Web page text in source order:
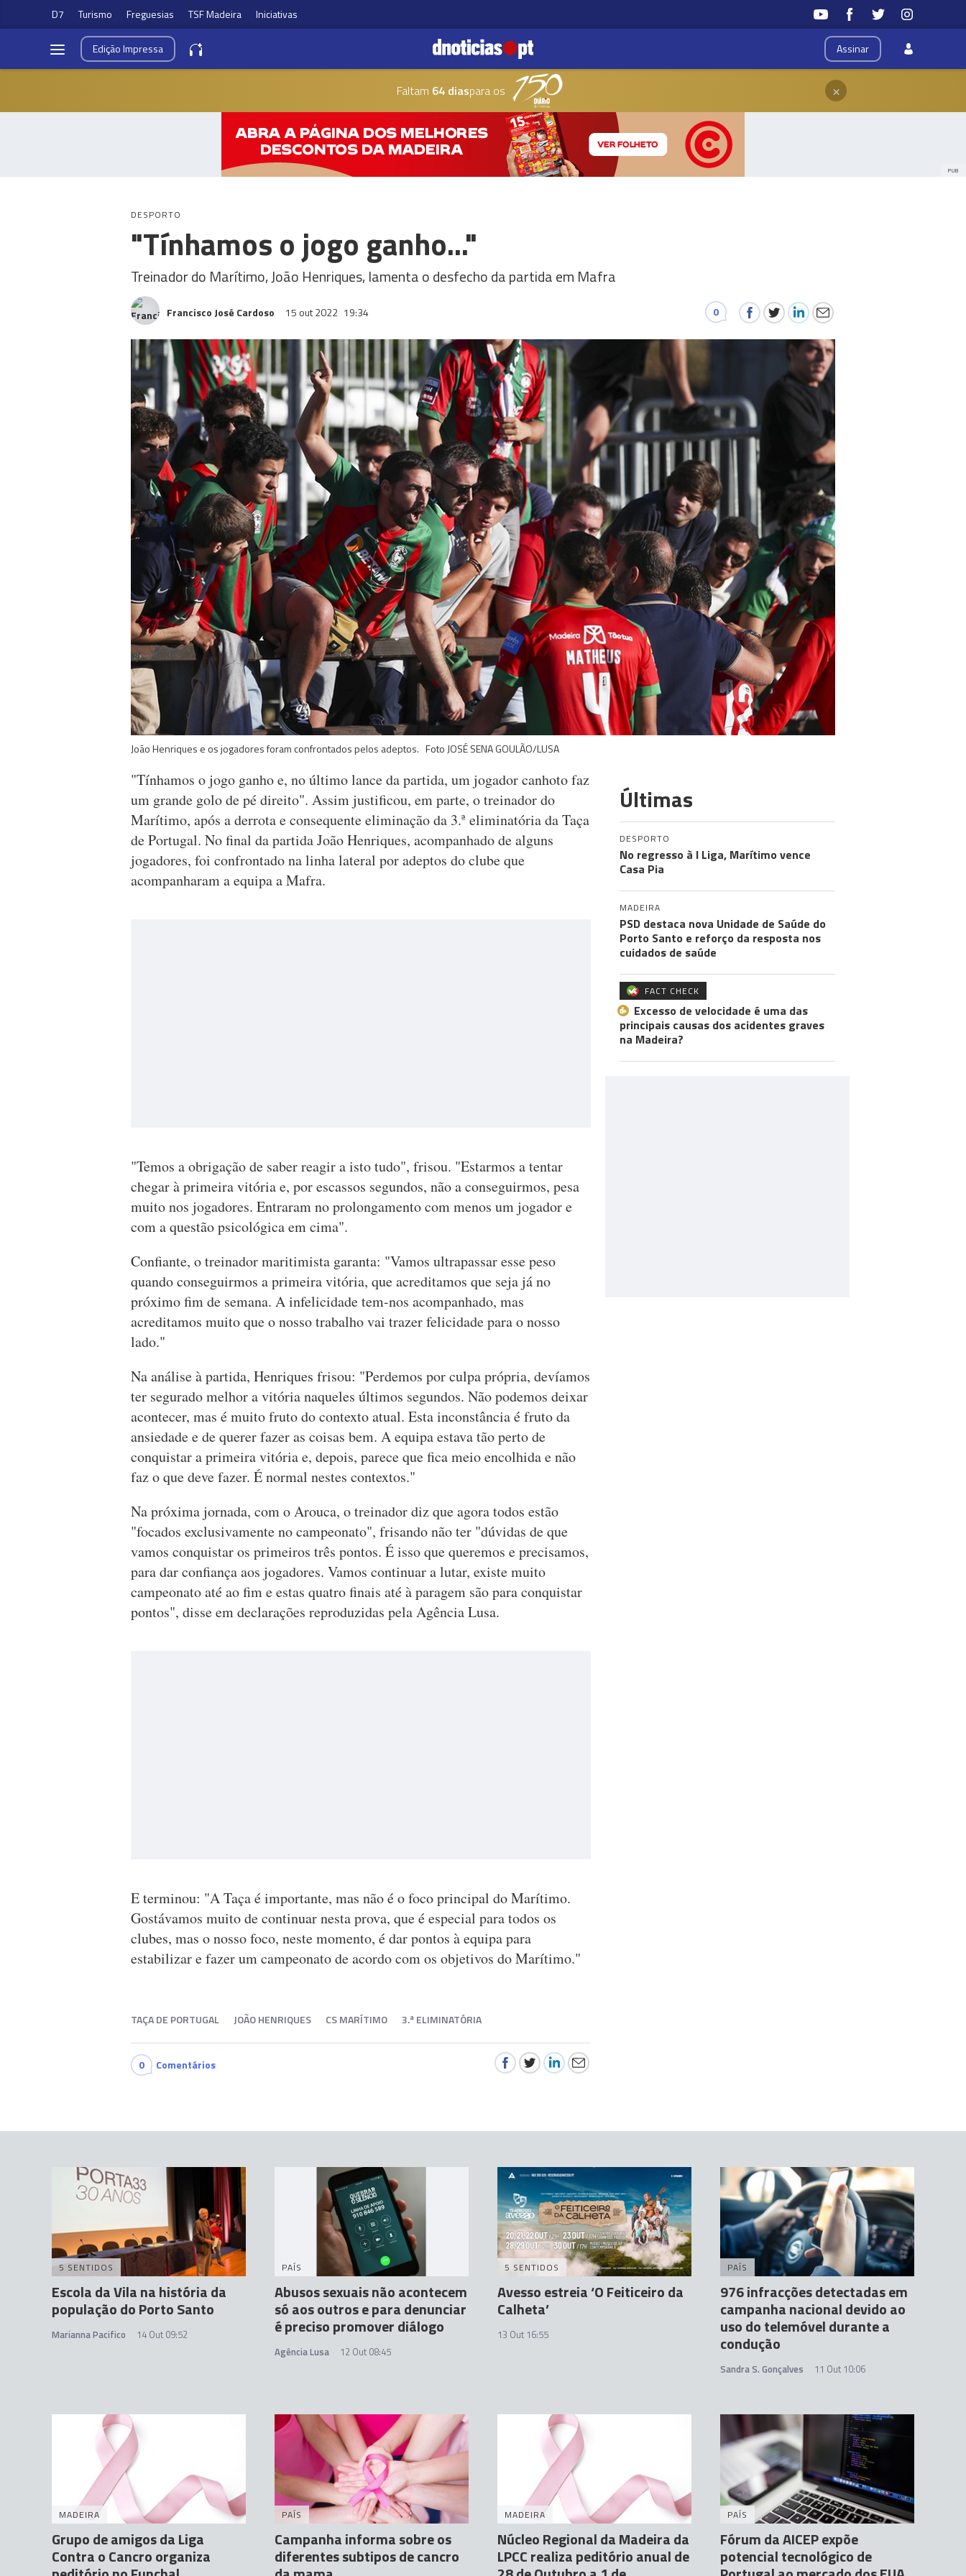
D7 Turismo Freguesias TSF Madeira Iniciativas
Assinar
EdiçãoImpressa
Faltam 64 diaspara os ×
PUB
DESPORTO
"Tínhamos o jogo ganho..."
Treinador do Marítimo, João Henriques, lamenta o desfecho da partida em Mafra
Francisco José Cardoso 15 out 2022 19:34 0
João Henriques e os jogadores foram confrontados pelos adeptos. Foto JOSÉ SENA GOULÃO/LUSA
"Tínhamos o jogo ganho e, no último lance da partida, um jogador canhoto faz
um grande golo de pé direito". Assim justificou, em parte, o treinador do
Marítimo, após a derrota e consequente eliminação da 3.ª eliminatória da Taça
de Portugal. No final da partida João Henriques, acompanhado de alguns
jogadores, foi confrontado na linha lateral por adeptos do clube que
acompanharam a equipa a Mafra.
"Temos a obrigação de saber reagir a isto tudo", frisou. "Estarmos a tentar
chegar à primeira vitória e, por escassos segundos, não a conseguirmos, pesa
muito nos jogadores. Entraram no prolongamento com menos um jogador e
com a questão psicológica em cima".
Confiante, o treinador maritimista garanta: "Vamos ultrapassar esse peso
quando conseguirmos a primeira vitória, que acreditamos que seja já no
próximo fim de semana. A infelicidade tem-nos acompanhado, mas
acreditamos muito que o nosso trabalho vai trazer felicidade para o nosso
lado."
Na análise à partida, Henriques frisou: "Perdemos por culpa própria, devíamos
ter segurado melhor a vitória naqueles últimos segundos. Não podemos deixar
acontecer, mas é muito fruto do contexto atual. Esta inconstância é fruto da
ansiedade e de querer fazer as coisas bem. A equipa estava tão perto de
conquistar a primeira vitória e, depois, parece que fica meio encolhida e não
faz o que deve fazer. É normal nestes contextos."
Na próxima jornada, com o Arouca, o treinador diz que agora todos estão
"focados exclusivamente no campeonato", frisando não ter "dúvidas de que
vamos conquistar os primeiros três pontos. É isso que queremos e precisamos,
para dar confiança aos jogadores. Vamos continuar a lutar, existe muito
campeonato até ao fim e estas quatro finais até à paragem são para conquistar
pontos", disse em declarações reproduzidas pela Agência Lusa.
E terminou: "A Taça é importante, mas não é o foco principal do Marítimo.
Gostávamos muito de continuar nesta prova, que é especial para todos os
clubes, mas o nosso foco, neste momento, é dar pontos à equipa para
estabilizar e fazer um campeonato de acordo com os objetivos do Marítimo."
TAÇA DE PORTUGAL JOÃO HENRIQUES CS MARÍTIMO 3.ª ELIMINATÓRIA
0 Comentários
Últimas
DESPORTO
No regresso à I Liga, Marítimo vence
Casa Pia
MADEIRA
PSD destaca nova Unidade de Saúde do
Porto Santo e reforço da resposta nos
cuidados de saúde
FACT CHECK
Excesso de velocidade é uma das
principais causas dos acidentes graves
na Madeira?
5 SENTIDOS
Escola da Vila na história da
população do Porto Santo
Marianna Pacifico 14 Out 09:52
PAÍS
Abusos sexuais não acontecem
só aos outros e para denunciar
é preciso promover diálogo
Agência Lusa 12 Out 08:45
5 SENTIDOS
Avesso estreia ‘O Feiticeiro da
Calheta’
13 Out 16:55
PAÍS
976 infracções detectadas em
campanha nacional devido ao
uso do telemóvel durante a
condução
Sandra S. Gonçalves 11 Out 10:06
MADEIRA
Grupo de amigos da Liga
Contra o Cancro organiza
PAÍS
Campanha informa sobre os
diferentes subtipos de cancro
MADEIRA
Núcleo Regional da Madeira da
LPCC realiza peditório anual de
PAÍS
Fórum da AICEP expõe
potencial tecnológico de